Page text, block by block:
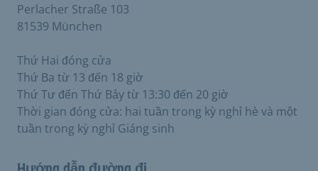
Perlacher Straße 103
81539 München
Thứ Hai đóng cửa
Thứ Ba từ 13 đến 18 giờ
Thứ Tư đến Thứ Bảy từ 13:30 đến 20 giờ
Thời gian đóng cửa: hai tuần trong kỳ nghỉ hè và một
tuần trong kỳ nghỉ Giáng sinh